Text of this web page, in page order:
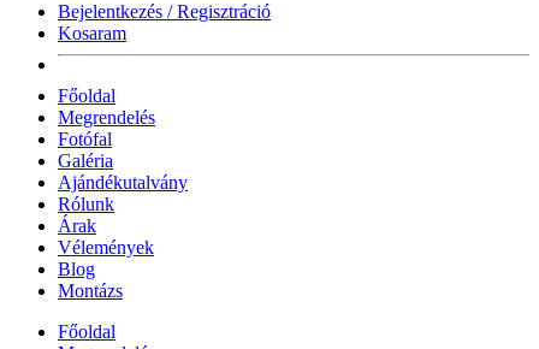
Bejelentkezés / Regisztráció
Kosaram
Főoldal
Megrendelés
Fotófal
Galéria
Ajándékutalvány
Rólunk
Árak
Vélemények
Blog
Montázs
Főoldal